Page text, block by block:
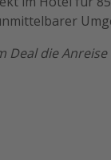
Deal die